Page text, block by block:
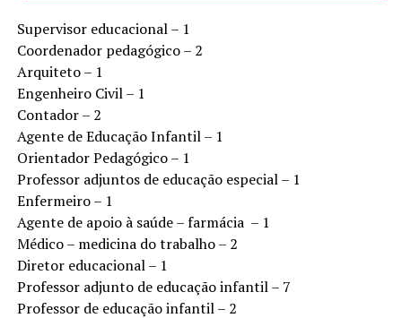
Supervisor educacional – 1
Coordenador pedagógico – 2
Arquiteto – 1
Engenheiro Civil – 1
Contador – 2
Agente de Educação Infantil – 1
Orientador Pedagógico – 1
Professor adjuntos de educação especial – 1
Enfermeiro – 1
Agente de apoio à saúde – farmácia – 1
Médico – medicina do trabalho – 2
Diretor educacional – 1
Professor adjunto de educação infantil – 7
Professor de educação infantil – 2